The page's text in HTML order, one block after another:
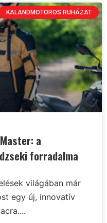
KALANDMOTOROS RUHÁZAT
a
forradalma
világában már
egy új, innovatív